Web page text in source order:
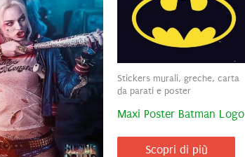
Stickers murali, greche, carta
da parati e poster
Maxi Poster Batman Logo
Scopri di più